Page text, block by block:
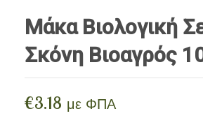
Όσπρια / Ζυμαρικά
Δημητριακά
Μάκα Βιολογική
Σκόνη Βιοαγρός
€3.18 με ΦΠΑ